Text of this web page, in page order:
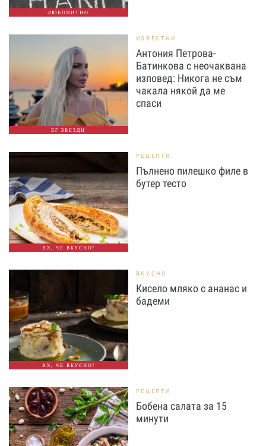
ЛЮБОПИТНО
БГ ЗВЕЗДИ
ИЗВЕСТНИ
Антония Петрова-
Батинкова с неочаквана
изповед: Никога не съм
чакала някой да ме
спаси
АХ, ЧЕ ВКУСНО!
РЕЦЕПТИ
Пълнено пилешко филе в
бутер тесто
АХ, ЧЕ ВКУСНО!
ВКУСНО
Кисело мляко с ананас и
бадеми
РЕЦЕПТИ
Бобена салата за 15
минути